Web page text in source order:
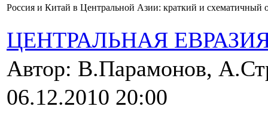
Россия и Китай в Центральной Азии: краткий и схематичный
ЦЕНТРАЛЬНАЯ
Автор: В.Парамонов,
06.12.2010 20:00